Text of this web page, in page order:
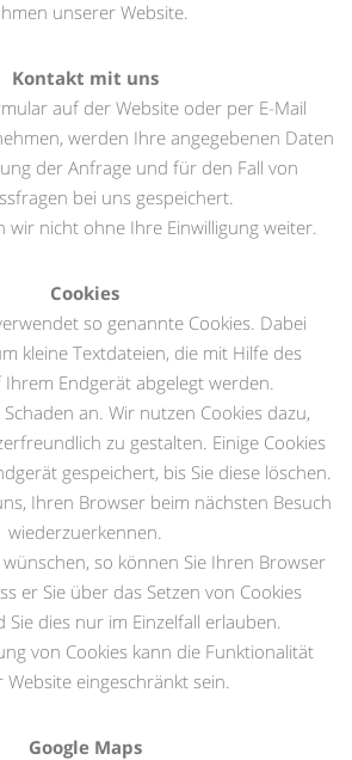
unserer Website.
Kontakt mit uns
auf der Website oder per E-Mail
werden Ihre angegebenen Daten
der Anfrage und für den Fall von
bei uns gespeichert.
wir nicht ohne Ihre Einwilligung weiter.
Cookies
so genannte Cookies. Dabei
kleine Textdateien, die mit Hilfe des
Endgerät abgelegt werden.
an. Wir nutzen Cookies dazu,
zu gestalten. Einige Cookies
gespeichert, bis Sie diese löschen.
Ihren Browser beim nächsten Besuch
wiederzuerkennen.
so können Sie Ihren Browser
er Sie über das Setzen von Cookies
dies nur im Einzelfall erlauben.
von Cookies kann die Funktionalität
Website eingeschränkt sein.
Google Maps